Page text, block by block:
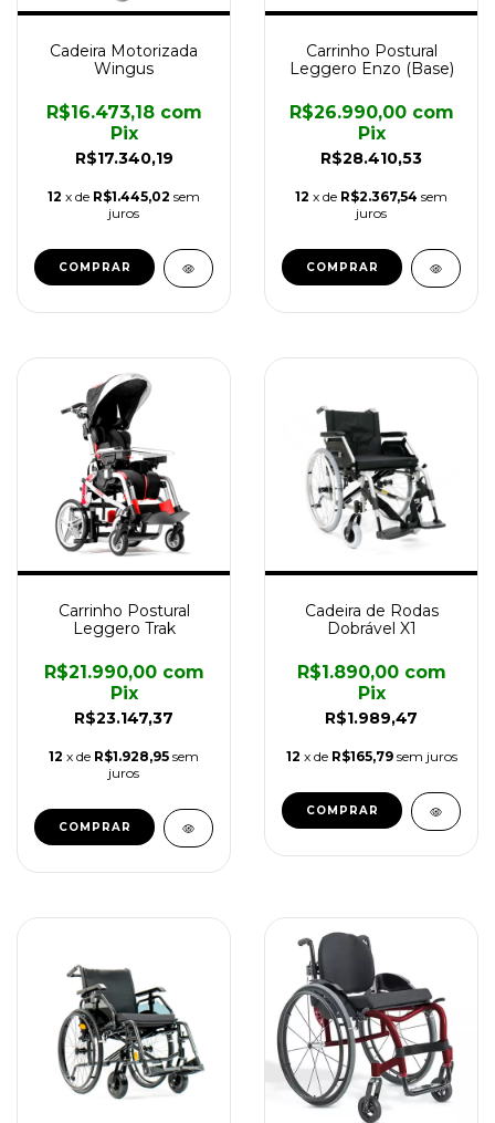
Cadeira Motorizada
Wingus
R$17.340,19
R$16.473,18 com
Pix
12 x de R$1.445,02 sem
juros
Carrinho Postural
Leggero Enzo (Base)
R$28.410,53
R$26.990,00 com
Pix
12 x de R$2.367,54 sem
juros
Carrinho Postural
Leggero Trak
R$23.147,37
R$21.990,00 com
Pix
12 x de R$1.928,95 sem
juros
Cadeira de Rodas
Dobrável X1
R$1.989,47
R$1.890,00 com
Pix
12 x de R$165,79 sem juros
COMPRAR